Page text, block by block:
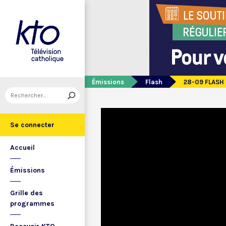
Se connecter
Accueil
Émissions
Grille des
programmes
Émissions Flash 28-09 FLASH